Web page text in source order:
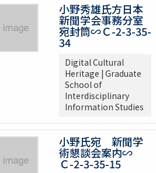
小野秀雄氏方日本
新聞学会事務分室
宛封筒∽Ｃ-2-3-35-
34
Digital Cultural
Heritage | Graduate
School of
Interdisciplinary
Information Studies
小野氏宛 新聞学
術懇談会案内∽
Ｃ-2-3-35-15